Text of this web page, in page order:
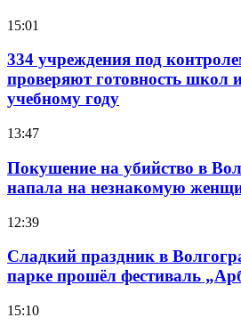
15:01
334 учреждения под
проверяют готовность школ
учебному году
13:47
Покушение на убийство в
напала на незнакомую
12:39
Сладкий праздник в
парке прошёл фестиваль
15:10